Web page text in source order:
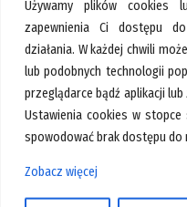
Używamy plików cookies
zapewnienia Ci dostępu
działania. W każdej chwili
lub podobnych technologii
przeglądarce bądź aplikacji
Ustawienia cookies w
spowodować brak dostępu do
Zobacz więcej
Do wynajęcia pawilon
Oferuję do wynajęcia pawilon
Bartyckiej 24/26.
Lokal parterowy, o powierzchni